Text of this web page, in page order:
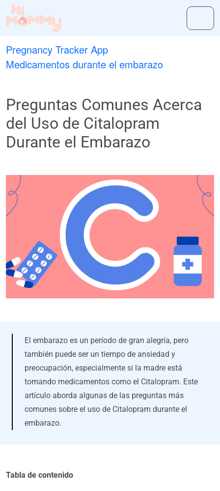
Pregnancy Tracker App
Medicamentos durante el embarazo
Preguntas Comunes Acerca
del Uso de Citalopram
Durante el Embarazo
El embarazo es un período de gran alegría, pero
también puede ser un tiempo de ansiedad y
preocupación, especialmente si la madre está
tomando medicamentos como el Citalopram. Este
artículo aborda algunas de las preguntas más
comunes sobre el uso de Citalopram durante el
embarazo.
Tabla de contenido